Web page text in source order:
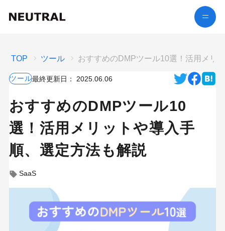
TOP ツール おすすめのDMPツール10選！活用メリ
ツール最終更新日： 2025.06.06
おすすめのDMPツール10
選！活用メリットや導入手
順、選定方法も解説
SaaS